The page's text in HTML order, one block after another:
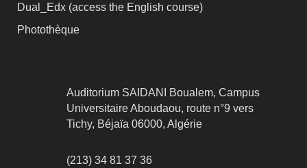
Dual_Edx (access the English course)
Photothèque
Auditorium SAIDANI Boualem, Campus
Universitaire Aboudaou, route n°9 vers
Tichy, Béjaïa 06000, Algérie
(213) 34 81 37 36